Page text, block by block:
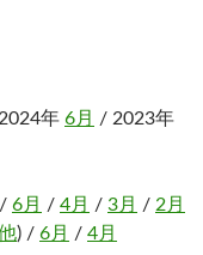
年 6月 / 2023年
/ 6月 / 4月 / 3月 / 2月
) / 6月 / 4月